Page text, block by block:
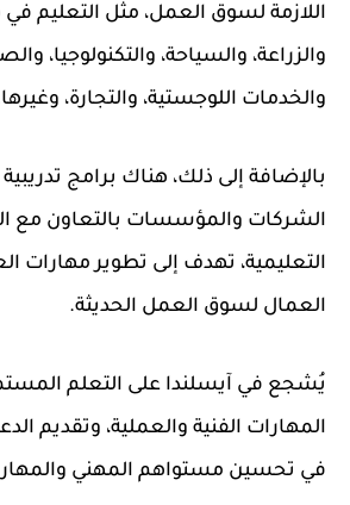
اللازمة لسوق العمل، مثل التعليم في
والزراعة، والسياحة، والتكنولوجيا،
والخدمات اللوجستية، والتجارة،
بالإضافة إلى ذلك، هناك برامج
الشركات والمؤسسات بالتعاون مع
التعليمية، تهدف إلى تطوير مهارات
العمال لسوق العمل الحديثة.
يُشجع في آيسلندا على التعلم
المهارات الفنية والعملية، وتقديم
في تحسين مستواهم المهني